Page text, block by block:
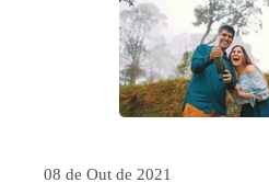
08 de Out de 2021